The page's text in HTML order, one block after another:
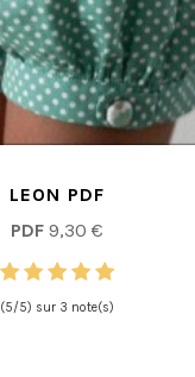
LEON PDF
PDF9,30 €
(5/5) sur 3 note(s)